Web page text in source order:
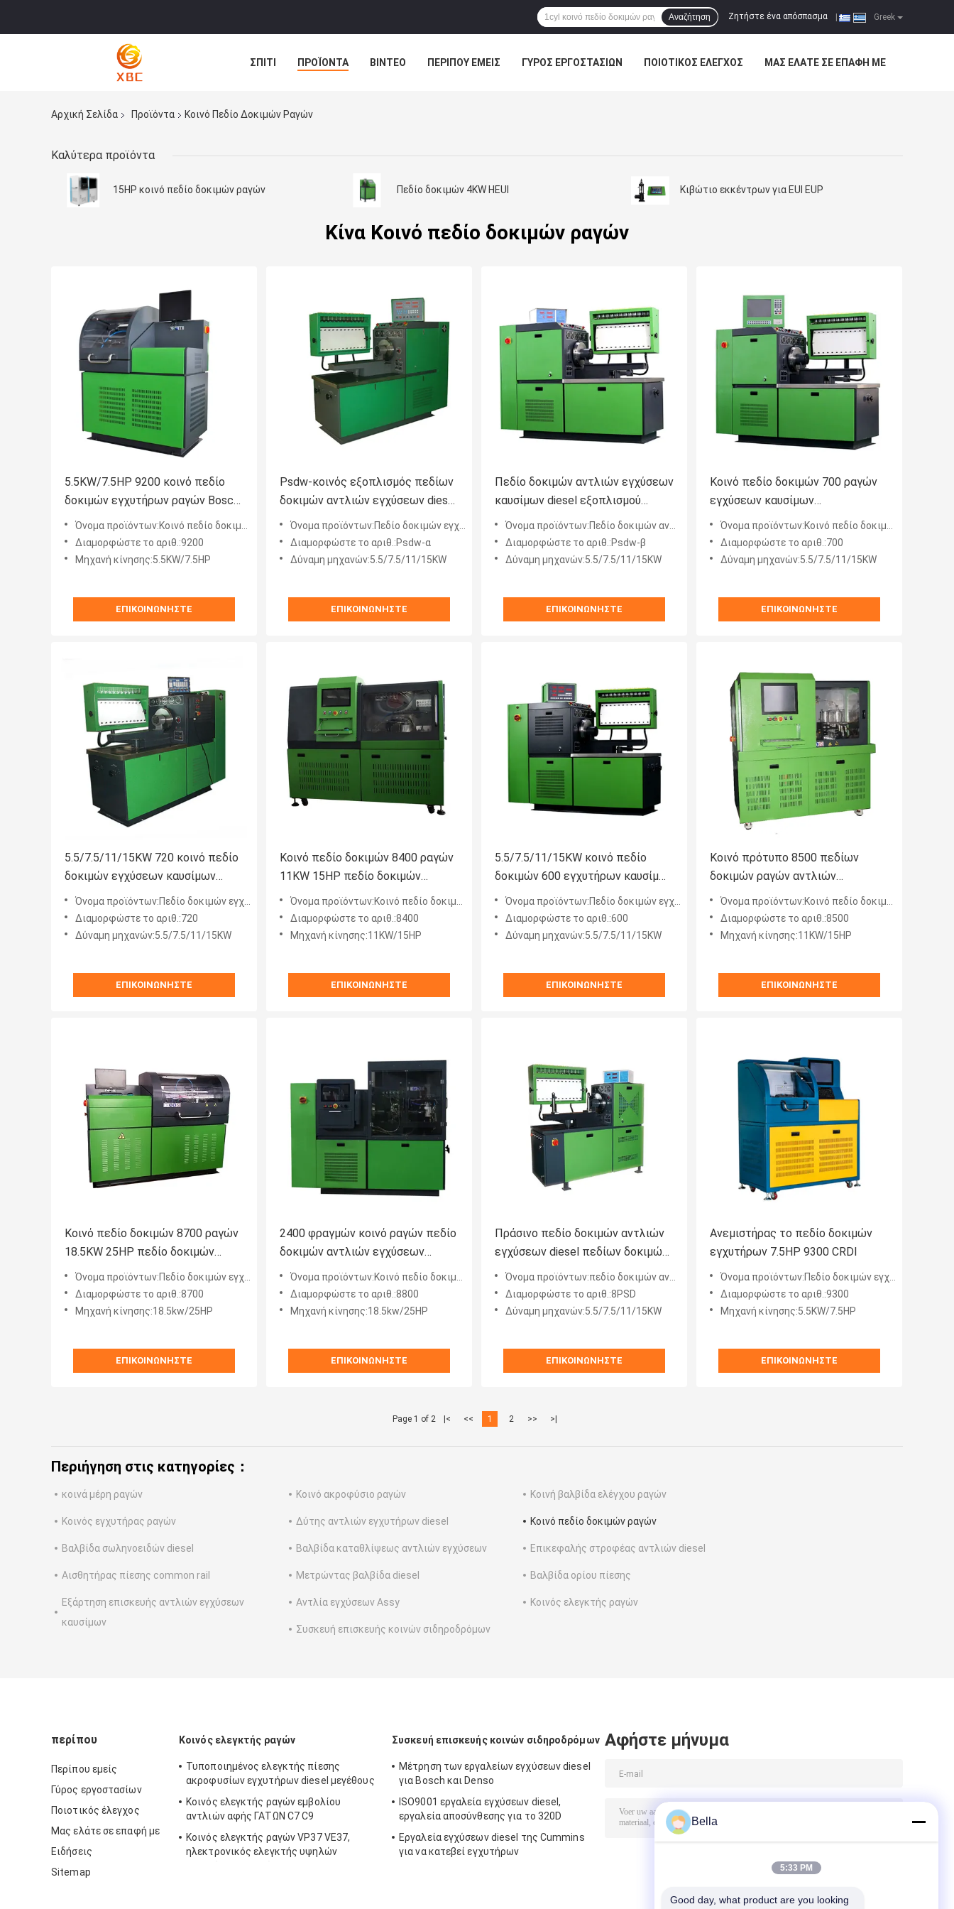
Greek
Ζητήστε ένα απόσπασμα
Αναζήτηση
ΣΠΊΤΙ ΠΡΟΪΌΝΤΑ ΒΊΝΤΕΟ ΠΕΡΊΠΟΥ ΕΜΕΊΣ ΓΎΡΟΣ ΕΡΓΟΣΤΑΣΊΩΝ ΠΟΙΟΤΙΚΌΣ ΈΛΕΓΧΟΣ ΜΑΣ ΕΛΆΤΕ ΣΕ ΕΠΑΦΉ ΜΕ
Αρχική Σελίδα
Προϊόντα Κοινό Πεδίο Δοκιμών Ραγών
Καλύτερα προϊόντα
15HP κοινό πεδίο δοκιμών ραγών Πεδίο δοκιμών 4KW HEUI Κιβώτιο εκκέντρων για EUI EUP
Κίνα Κοινό πεδίο δοκιμών ραγών
5.5KW/7.5HP 9200 κοινό πεδίο
δοκιμών εγχυτήρων ραγών Bosch
εξοπλισμού
Όνομα προϊόντων:Κοινό πεδίο δοκιμών εγχυτήρων ραγών
Διαμορφώστε το αριθ.:9200
Μηχανή κίνησης:5.5KW/7.5HP
ΕΠΙΚΟΙΝΩΝΉΣΤΕ
Psdw-κοινός εξοπλισμός πεδίων
δοκιμών αντλιών εγχύσεων diesel
ραγών
Όνομα προϊόντων:Πεδίο δοκιμών εγχύσεων καυσίμων
Διαμορφώστε το αριθ.:Psdw-α
Δύναμη μηχανών:5.5/7.5/11/15KW
ΕΠΙΚΟΙΝΩΝΉΣΤΕ
Πεδίο δοκιμών αντλιών εγχύσεων
καυσίμων diesel εξοπλισμού
psdw-β 4000rpm XBC
Όνομα προϊόντων:Πεδίο δοκιμών αντλιών εγχύσεων καυσίμων diesel
Διαμορφώστε το αριθ.:Psdw-β
Δύναμη μηχανών:5.5/7.5/11/15KW
ΕΠΙΚΟΙΝΩΝΉΣΤΕ
Κοινό πεδίο δοκιμών 700 ραγών
εγχύσεων καυσίμων
5.5/7.5/11/15KW 4000rpm
Όνομα προϊόντων:Κοινό πεδίο δοκιμών ραγών
Διαμορφώστε το αριθ.:700
Δύναμη μηχανών:5.5/7.5/11/15KW
ΕΠΙΚΟΙΝΩΝΉΣΤΕ
5.5/7.5/11/15KW 720 κοινό πεδίο
δοκιμών εγχύσεων καυσίμων
diesel ραγών
Όνομα προϊόντων:Πεδίο δοκιμών εγχύσεων καυσίμων
Διαμορφώστε το αριθ.:720
Δύναμη μηχανών:5.5/7.5/11/15KW
ΕΠΙΚΟΙΝΩΝΉΣΤΕ
Κοινό πεδίο δοκιμών 8400 ραγών
11KW 15HP πεδίο δοκιμών
εγχυτήρων CRDI
Όνομα προϊόντων:Κοινό πεδίο δοκιμών ραγών
Διαμορφώστε το αριθ.:8400
Μηχανή κίνησης:11KW/15HP
ΕΠΙΚΟΙΝΩΝΉΣΤΕ
5.5/7.5/11/15KW κοινό πεδίο
δοκιμών 600 εγχυτήρων καυσίμων
πεδίων δοκιμών ραγών
Όνομα προϊόντων:Πεδίο δοκιμών εγχύσεων καυσίμων
Διαμορφώστε το αριθ.:600
Δύναμη μηχανών:5.5/7.5/11/15KW
ΕΠΙΚΟΙΝΩΝΉΣΤΕ
Κοινό πρότυπο 8500 πεδίων
δοκιμών ραγών αντλιών
εγχύσεων καυσίμων 2400
φραγμών
Όνομα προϊόντων:Κοινό πεδίο δοκιμών ραγών
Διαμορφώστε το αριθ.:8500
Μηχανή κίνησης:11KW/15HP
ΕΠΙΚΟΙΝΩΝΉΣΤΕ
Κοινό πεδίο δοκιμών 8700 ραγών
18.5KW 25HP πεδίο δοκιμών
εγχυτήρων Bosch
Όνομα προϊόντων:Πεδίο δοκιμών εγχυτήρων Bosch
Διαμορφώστε το αριθ.:8700
Μηχανή κίνησης:18.5kw/25HP
ΕΠΙΚΟΙΝΩΝΉΣΤΕ
2400 φραγμών κοινό ραγών πεδίο
δοκιμών αντλιών εγχύσεων
καυσίμων diesel πεδίων δοκιμών
πρότυπο 8800
Όνομα προϊόντων:Κοινό πεδίο δοκιμών ραγών
Διαμορφώστε το αριθ.:8800
Μηχανή κίνησης:18.5kw/25HP
ΕΠΙΚΟΙΝΩΝΉΣΤΕ
Πράσινο πεδίο δοκιμών αντλιών
εγχύσεων diesel πεδίων δοκιμών
8PSD ραγών χρώματος κοινό
Όνομα προϊόντων:πεδίο δοκιμών αντλιών εγχύσεων diesel
Διαμορφώστε το αριθ.:8PSD
Δύναμη μηχανών:5.5/7.5/11/15KW
ΕΠΙΚΟΙΝΩΝΉΣΤΕ
Ανεμιστήρας το πεδίο δοκιμών
εγχυτήρων 7.5HP 9300 CRDI
Όνομα προϊόντων:Πεδίο δοκιμών εγχυτήρων CRDI
Διαμορφώστε το αριθ.:9300
Μηχανή κίνησης:5.5KW/7.5HP
ΕΠΙΚΟΙΝΩΝΉΣΤΕ
Page 1 of 2 |< << 1 2 >> >|
Περιήγηση στις κατηγορίες：
κοινά μέρη ραγών Κοινό ακροφύσιο ραγών Κοινή βαλβίδα ελέγχου ραγών
Κοινός εγχυτήρας ραγών Δύτης αντλιών εγχυτήρων diesel Κοινό πεδίο δοκιμών ραγών
Βαλβίδα σωληνοειδών diesel Βαλβίδα καταθλίψεως αντλιών εγχύσεων Επικεφαλής στροφέας αντλιών diesel
Αισθητήρας πίεσης common rail Μετρώντας βαλβίδα diesel Βαλβίδα ορίου πίεσης
Εξάρτηση επισκευής αντλιών εγχύσεων
καυσίμων
Αντλία εγχύσεων Assy Κοινός ελεγκτής ραγών
Συσκευή επισκευής κοινών σιδηροδρόμων
περίπου
Περίπου εμείς
Γύρος εργοστασίων
Ποιοτικός έλεγχος
Μας ελάτε σε επαφή με
Ειδήσεις
Sitemap
Κοινός ελεγκτής ραγών
Τυποποιημένος ελεγκτής πίεσης
ακροφυσίων εγχυτήρων diesel μεγέθους
Κοινός ελεγκτής ραγών εμβολίου
αντλιών αφής ΓΑΤΩΝ C7 C9
Κοινός ελεγκτής ραγών VP37 VE37,
ηλεκτρονικός ελεγκτής υψηλών
Συσκευή επισκευής κοινών σιδηροδρόμων
Μέτρηση των εργαλείων εγχύσεων diesel
για Bosch και Denso
ISO9001 εργαλεία εγχύσεων diesel,
εργαλεία αποσύνθεσης για το 320D
Εργαλεία εγχύσεων diesel της Cummins
για να κατεβεί εγχυτήρων
Αφήστε μήνυμα
Bella
5:33 PM
Good day, what product are you looking